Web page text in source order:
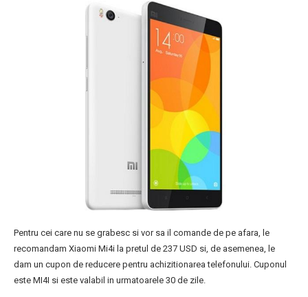
Pentru cei care nu se grabesc si vor sa il comande de pe afara, le
recomandam Xiaomi Mi4i la pretul de 237 USD si, de asemenea, le
dam un cupon de reducere pentru achizitionarea telefonului. Cuponul
este MI4I si este valabil in urmatoarele 30 de zile.